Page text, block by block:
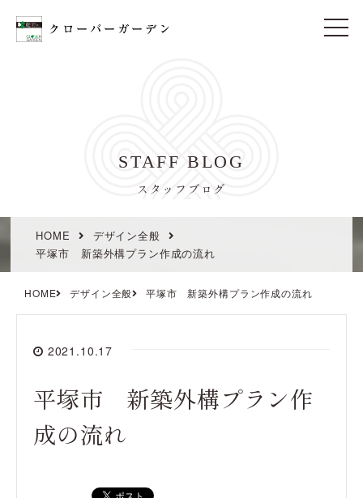
t
STAFF BLOG
スタッフブログ
HOME
デザイン全般
平塚市 新築外構プラン作成の流れ
HOME デザイン全般 平塚市 新築外構プラン作成の流れ
2021.10.17
平塚市 新築外構プラン作
成の流れ